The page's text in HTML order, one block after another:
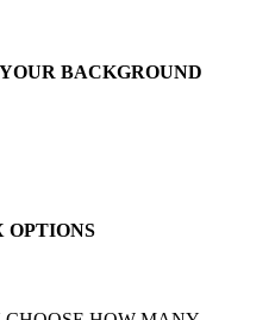
BACKGROUND
OPTIONS